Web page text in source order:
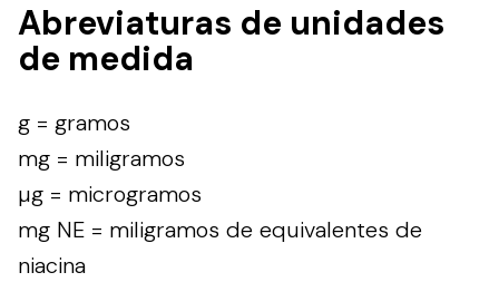
Abreviaturas de unidades
de medida
g = gramos
mg = miligramos
µg = microgramos
mg NE = miligramos de equivalentes de
niacina